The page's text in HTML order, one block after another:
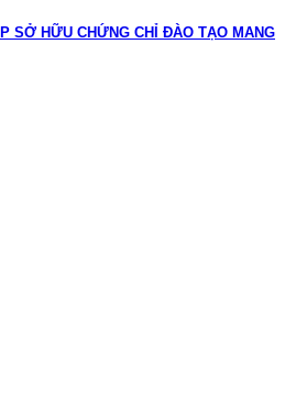
SỞ HỮU CHỨNG CHỈ ĐÀO TẠO MANG